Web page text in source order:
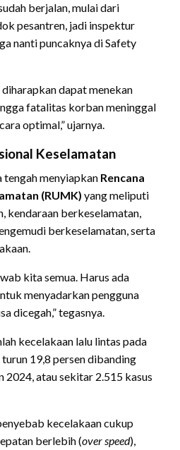
berjalan, mulai dari
pesantren, jadi inspektur
nanti puncaknya di Safety
dapat menekan
fatalitas korban meninggal
optimal,” ujarnya.
Keselamatan
tengah menyiapkan Rencana
(RUMK) yang meliputi
kendaraan berkeselamatan,
berkeselamatan, serta
kita semua. Harus ada
menyadarkan pengguna
dicegah,” tegasnya.
kecelakaan lalu lintas pada
19,8 persen dibanding
2024, atau sekitar 2.515 kasus
kecelakaan cukup
berlebih (over speed),